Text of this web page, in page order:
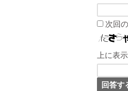
次回
上に表